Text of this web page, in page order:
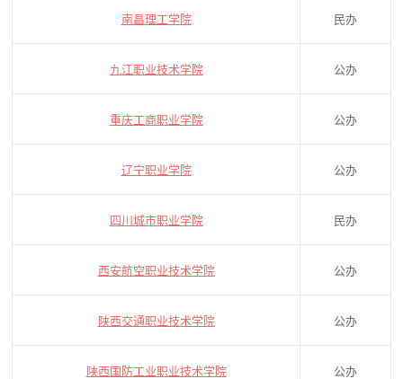
南昌理工学院 民办
九江职业技术学院 公办
重庆工商职业学院 公办
辽宁职业学院 公办
四川城市职业学院 民办
西安航空职业技术学院 公办
陕西交通职业技术学院 公办
陕西国防工业职业技术学院 公办